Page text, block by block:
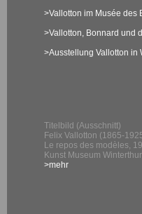
>Vallotton im Musée des
>Vallotton, Bonnard und
>Ausstellung Vallotton in
Titelbild (Ausschnitt)
Felix Vallotton (1865-
Le repos des modèles,
Kunst Museum
>mehr